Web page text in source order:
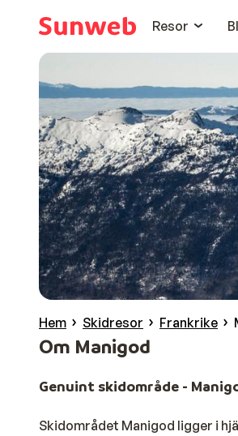
Resor
Hem Skidresor Frankrike
Om Manigod
Genuint skidområde -
Skidområdet Manigod ligger i